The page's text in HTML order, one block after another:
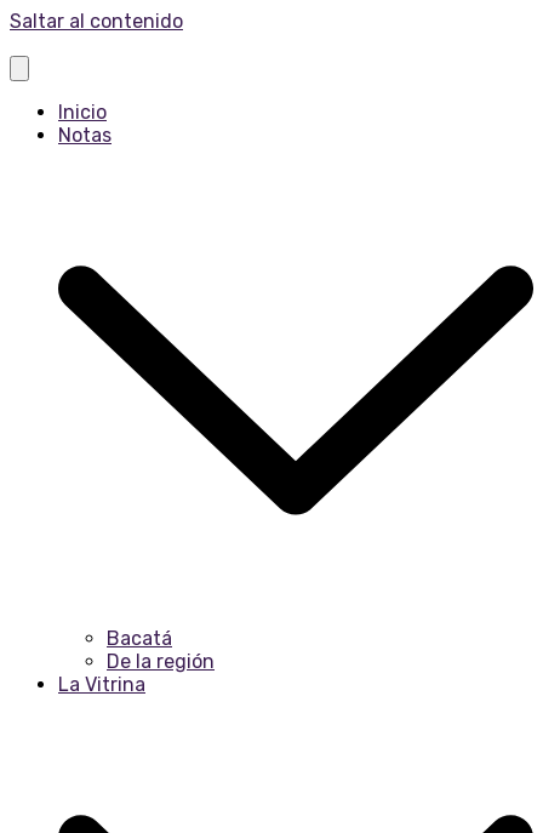
Saltar al contenido
Inicio
Notas
Bacatá
De la región
La Vitrina